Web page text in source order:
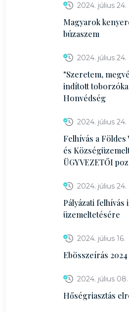
2024. július 24.
Magyarok
búzaszem
2024. július 24.
"Szeretem,
indított
Honvédség
2024. július 24.
Felhívás a Földes
és
ÜGYVEZETŐI
2024. július 24.
Pályázati felhívás
üzemeltetésére
2024. július 16.
Ebösszeírás 2024
2024. július 08.
Hőségriasztás